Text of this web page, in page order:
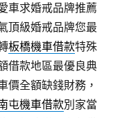
車求婚戒品牌推薦
頂級婚戒品牌您最
板橋機車借款特殊
借款地區最優良典
價全額缺錢財務，
屯機車借款別家當